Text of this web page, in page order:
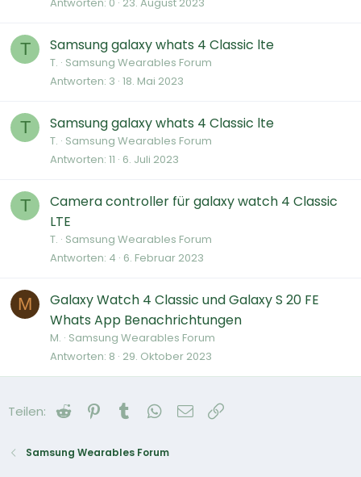
T Samsung galaxy whats 4 Classic lte
T. Samsung Wearables Forum
Antworten 3 18. Mai 2023
T Samsung galaxy whats 4 Classic lte
T. Samsung Wearables Forum
Antworten 11 6. Juli 2023
T
Camera controller für galaxy watch 4 Classic
LTE
T. Samsung Wearables Forum
Antworten 4 6. Februar 2023
M
Galaxy Watch 4 Classic und Galaxy S 20 FE
Whats App Benachrichtungen
M. Samsung Wearables Forum
Antworten 8 29. Oktober 2023
Teilen: Reddit Pinterest
Tumblr WhatsApp
E-Mail
Samsung Wearables Forum